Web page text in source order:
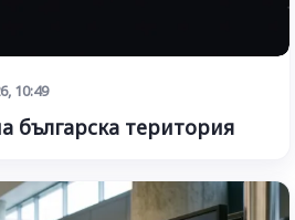
10:49
българска територия